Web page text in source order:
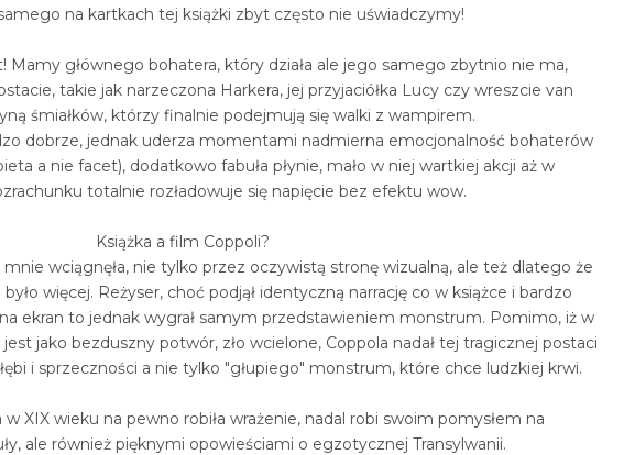
na kartkach tej książki zbyt często nie uświadczymy!
głównego bohatera, który działa ale jego samego zbytnio nie ma,
takie jak narzeczona Harkera, jej przyjaciółka Lucy czy wreszcie van
śmiałków, którzy finalnie podejmują się walki z wampirem.
dobrze, jednak uderza momentami nadmierna emocjonalność bohaterów
a nie facet), dodatkowo fabuła płynie, mało w niej wartkiej akcji aż w
totalnie rozładowuje się napięcie bez efektu wow.
Książka a film Coppoli?
wciągnęła, nie tylko przez oczywistą stronę wizualną, ale też dlatego że
więcej. Reżyser, choć podjął identyczną narrację co w książce i bardzo
ekran to jednak wygrał samym przedstawieniem monstrum. Pomimo, iż w
jako bezduszny potwór, zło wcielone, Coppola nadał tej tragicznej postaci
i sprzeczności a nie tylko "głupiego" monstrum, które chce ludzkiej krwi.
XIX wieku na pewno robiła wrażenie, nadal robi swoim pomysłem na
ale również pięknymi opowieściami o egzotycznej Transylwanii.